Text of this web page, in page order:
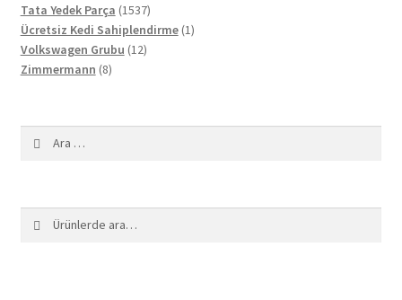
Tata Yedek Parça 15371537
ürün
Ücretsiz Kedi Sahiplendirme 11
Volkswagen Grubu 1212
Zimmermann 88